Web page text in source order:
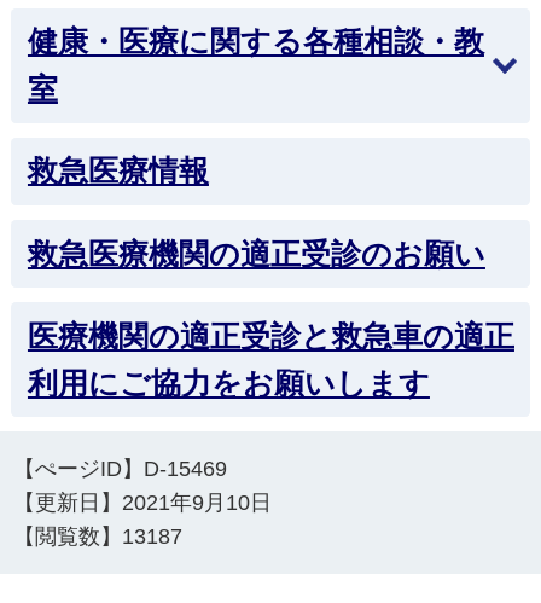
健康・医療に関する各種相談・教
室
救急医療情報
救急医療機関の適正受診のお願い
医療機関の適正受診と救急車の適正
利用にご協力をお願いします
【ぺージID】 D-15469
【更新日】 2021年9月10日
【閲覧数】 13187